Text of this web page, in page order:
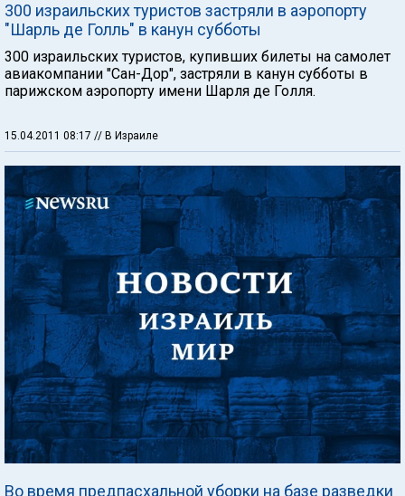
300 израильских туристов застряли в аэропорту
"Шарль де Голль" в канун субботы
300 израильских туристов, купивших билеты на самолет
авиакомпании "Сан-Дор", застряли в канун субботы в
парижском аэропорту имени Шарля де Голля.
15.04.2011 08:17 // В Израиле
Во время предпасхальной уборки на базе разведки